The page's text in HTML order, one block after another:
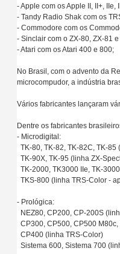
- Apple com os Apple II, II+, IIe,
- Tandy Radio Shak com os
- Commodore com os
- Sinclair com o ZX-80, ZX-81
- Atari com os Atari 400 e 800;
No Brasil, com o advento da
microcompudor, a indústria
Vários fabricantes lançaram
Dentre os fabricantes
- Microdigital:
TK-80, TK-82, TK-82C, TK-85
TK-90X, TK-95 (linha ZX-
TK-2000, TK3000 IIe, TK-
TKS-800 (linha TRS-Color -
- Prológica:
NEZ80, CP200, CP-200S
CP300, CP500, CP500
CP400 (linha TRS-Color)
Sistema 600, Sistema 700